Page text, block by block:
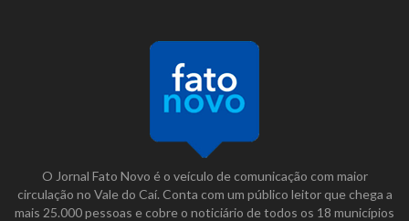
O Jornal Fato Novo é o veículo de comunicação com maior
circulação no Vale do Caí. Conta com um público leitor que chega a
mais 25.000 pessoas e cobre o noticiário de todos os 18 municípios